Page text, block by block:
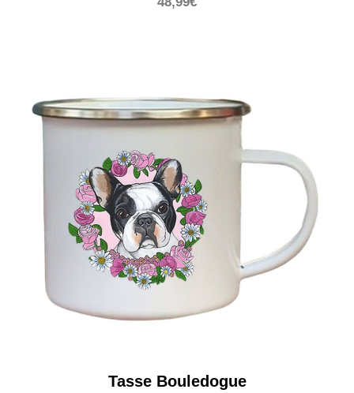
Tasse Bouledogue